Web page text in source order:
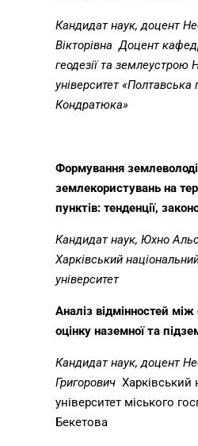
Кандидат наук, доцент
ВікторівнаДоцент
геодезії та землеустрою
університет «Полтавська
Кондратюка»
Формування
землекористувань на
пунктів: тенденції,
Кандидат наук, Юхно
Харківський
університет
Аналіз відмінностей
оцінку наземної та
Кандидат наук, доцент
Григорович Харківський
університет міського
Бекетова